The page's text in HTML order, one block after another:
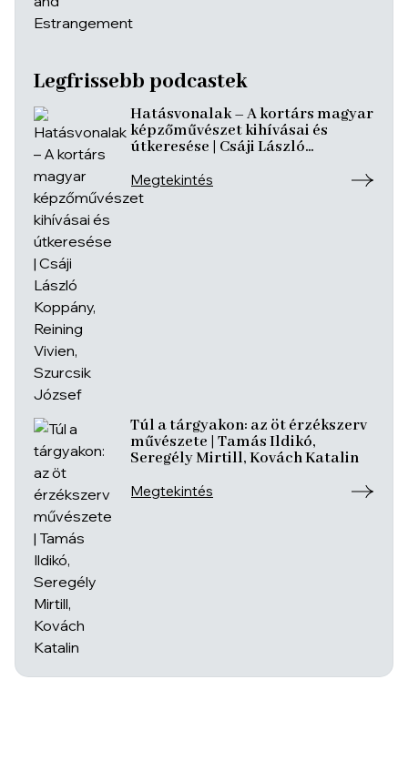
Legfrissebb podcastek
Hatásvonalak – A kortárs magyar
képzőművészet kihívásai és
útkeresése | Csáji László
József
Megtekintés
Túl a tárgyakon: az öt érzékszerv
művészete | Tamás Ildikó,
Seregély Mirtill, Kovách Katalin
Megtekintés